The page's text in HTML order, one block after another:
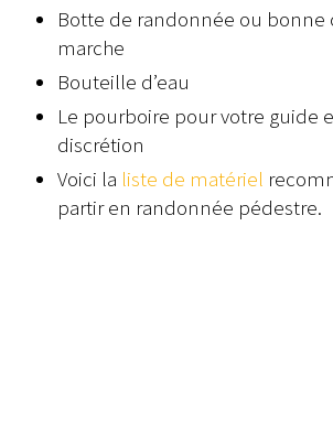
Botte de randonnée ou bonne
marche
Bouteille d’eau
Le pourboire pour votre guide
discrétion
Voici la liste de matériel
partir en randonnée pédestre.